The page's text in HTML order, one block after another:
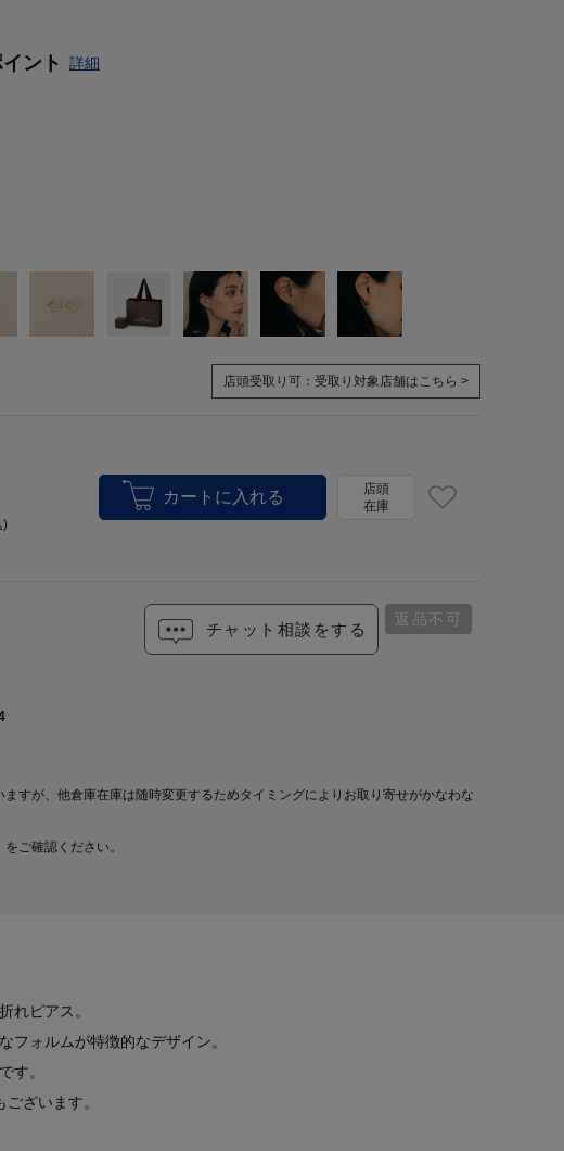
ント 詳細
店頭受取り可： 受取り対象店舗はこちら >
)
店頭
在庫
チャット相談をする
返品不可
すが、他倉庫在庫は随時変更するためタイミングによりお取り寄せがかなわな
をご確認ください。
れピアス。
フォルムが特徴的なデザイン。
す。
ざいます。